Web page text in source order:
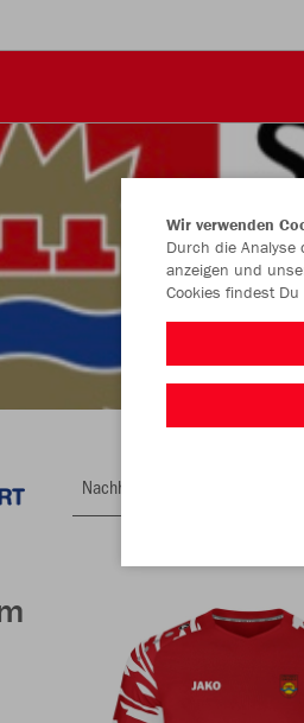
Nachhaltig
Wir verwenden
Durch die
anzeigen und
Cookies findest